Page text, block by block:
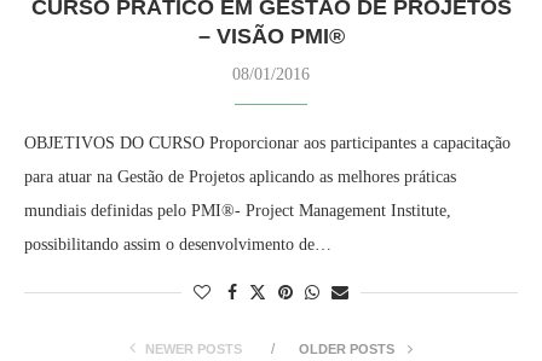
CURSO PRÁTICO EM GESTÃO DE PROJETOS
– VISÃO PMI®
08/01/2016
OBJETIVOS DO CURSO Proporcionar aos participantes a capacitação
para atuar na Gestão de Projetos aplicando as melhores práticas
mundiais definidas pelo PMI®- Project Management Institute,
possibilitando assim o desenvolvimento de…
NEWER POSTS OLDER POSTS